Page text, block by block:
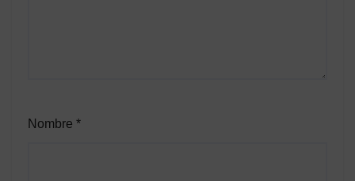
Nombre *